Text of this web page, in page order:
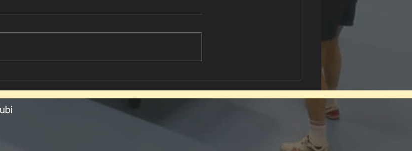
tugeva esitusega
liikumiskuu raames rõõmu ja